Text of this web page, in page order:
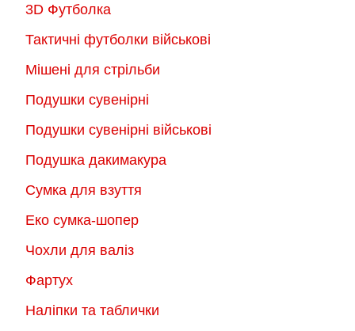
3D Футболка
Тактичні футболки військові
Мішені для стрільби
Подушки сувенірні
Подушки сувенірні військові
Подушка дакимакура
Сумка для взуття
Еко сумка-шопер
Чохли для валіз
Фартух
Наліпки та таблички